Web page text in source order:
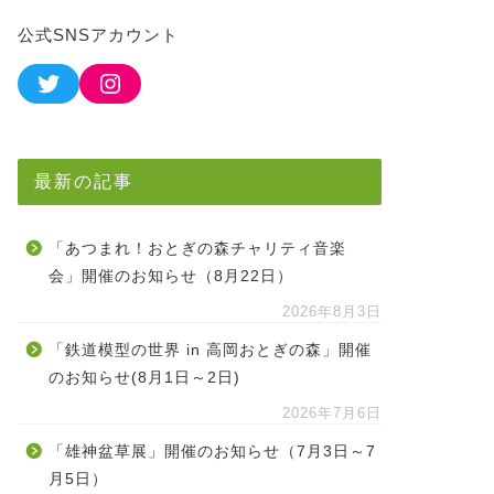
公式SNSアカウント
最新の記事
「あつまれ！おとぎの森チャリティ音楽
会」開催のお知らせ（8月22日）
2026年8月3日
「鉄道模型の世界 in 高岡おとぎの森」開催
のお知らせ(8月1日～2日)
2026年7月6日
「雄神盆草展」開催のお知らせ（7月3日～7
月5日）